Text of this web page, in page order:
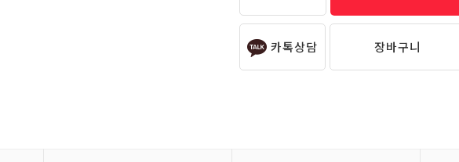
데일리 키즈 메쉬
12,900원
데일리 키즈 사각
카톡상담 장바구니